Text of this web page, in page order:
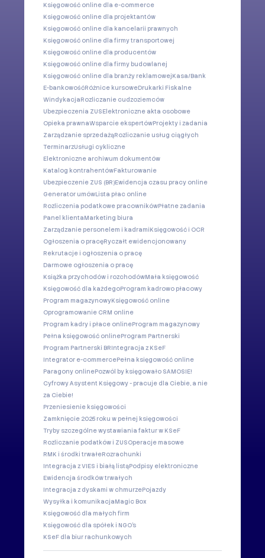
Księgowość online dla e-commerce
Księgowość online dla projektantów
Księgowość online dla kancelarii prawnych
Księgowość online dla firmy transportowej
Księgowość online dla producentów
Księgowość online dla firmy budowlanej
Księgowość online dla branży reklamowejKasa/Bank
E-bankowośćRóżnice kursoweDrukarki Fiskalne
WindykacjaRozliczanie cudzoziemców
Ubezpieczenia ZUSElektroniczne akta osobowe
Opieka prawnaWsparcie ekspertówProjekty i zadania
Zarządzanie sprzedażąRozliczanie usług ciągłych
TerminarzUsługi cykliczne
Elektroniczne archiwum dokumentów
Katalog kontrahentówFakturowanie
Ubezpieczenie ZUS (BR)Ewidencja czasu pracy online
Generator umówLista płac online
Rozliczenia podatkowe pracownikówPłatne zadania
Panel klientaMarketing biura
Zarządzanie personelem i kadramiKsięgowość i OCR
Ogłoszenia o pracęRyczałt ewidencjonowany
Rekrutacje i ogłoszenia o pracę
Darmowe ogłoszenia o pracę
Książka przychodów i rozchodówMała księgowość
Księgowość dla każdegoProgram kadrowo płacowy
Program magazynowyKsięgowość online
Oprogramowanie CRM online
Program kadry i płace onlineProgram magazynowy
Pełna księgowość onlineProgram Partnerski
Program Partnerski BRIntegracja z KSeF
Integrator e-commercePełna księgowość online
Paragony onlinePozwól by księgowało SAMOSIE!
Cyfrowy Asystent Księgowy - pracuje dla Ciebie, a nie
za Ciebie!
Przeniesienie księgowości
Zamknięcie 2025 roku w pełnej księgowości
Tryby szczególne wystawiania faktur w KSeF
Rozliczanie podatków i ZUSOperacje masowe
RMK i środki trwałeRozrachunki
Integracja z VIES i białą listąPodpisy elektroniczne
Ewidencja środków trwałych
Integracja z dyskami w chmurzePojazdy
Wysyłka i komunikacjaMagic Box
Księgowość dla małych firm
Księgowość dla spółek i NGO's
KSeF dla biur rachunkowych